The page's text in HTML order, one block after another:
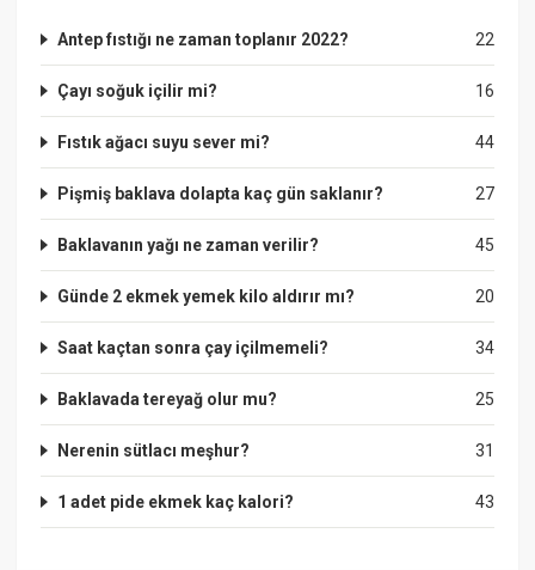
22
Antep fıstığı ne zaman toplanır 2022?
16
Çayı soğuk içilir mi?
44
Fıstık ağacı suyu sever mi?
27
Pişmiş baklava dolapta kaç gün saklanır?
45
Baklavanın yağı ne zaman verilir?
20
Günde 2 ekmek yemek kilo aldırır mı?
34
Saat kaçtan sonra çay içilmemeli?
25
Baklavada tereyağ olur mu?
31
Nerenin sütlacı meşhur?
43
1 adet pide ekmek kaç kalori?